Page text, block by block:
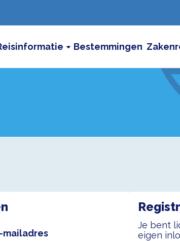
Bestemmingen
mailadres
Je bent
eigen